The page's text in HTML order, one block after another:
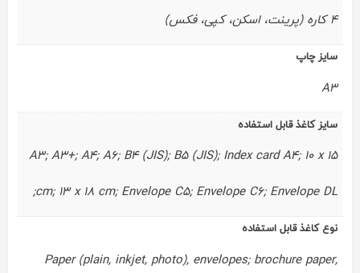
4 کاره (پرینت، اسکن، کپی، فکس)
سایز چاپ
A3
سایز کاغذ قابل استفاده
A3; A3+; A4; A6; B4 (JIS); B5 (JIS); Index card A4; 10 x 15
cm; 13 x 18 cm; Envelope C5; Envelope C6; Envelope DL;
نوع کاغذ قابل استفاده
Paper (plain, inkjet, photo), envelopes; brochure paper,